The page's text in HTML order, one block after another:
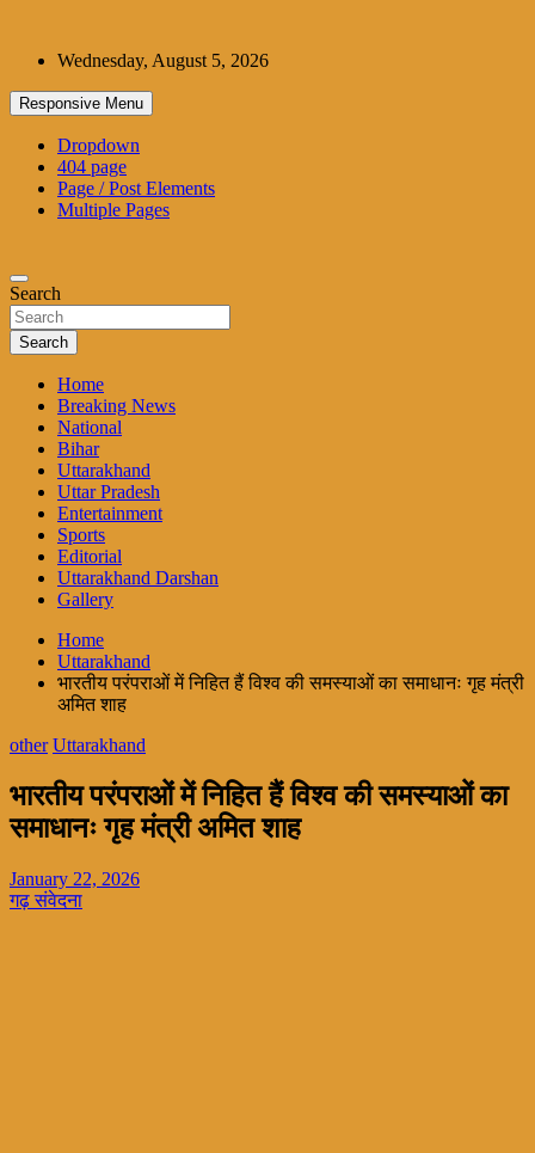
contentWednesday, August 5, 2026
Responsive Menu
Dropdown
404 page
Page / Post Elements
Multiple Pages
Search
Search
Home
Breaking News
National
Bihar
Uttarakhand
Uttar Pradesh
Entertainment
Sports
Editorial
Uttarakhand Darshan
Gallery
Home
Uttarakhand
भारतीय परंपराओं में निहित हैं विश्व की समस्याओं का समाधानः गृह मंत्री
अमित शाह
other Uttarakhand
भारतीय परंपराओं में निहित हैं विश्व की समस्याओं का
समाधानः गृह मंत्री अमित शाह
January 22, 2026
गढ़ संवेदना